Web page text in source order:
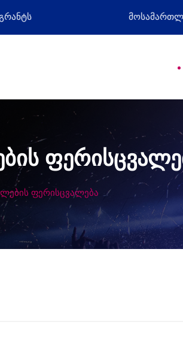
პროფესიული დღე
ფერისცვალება